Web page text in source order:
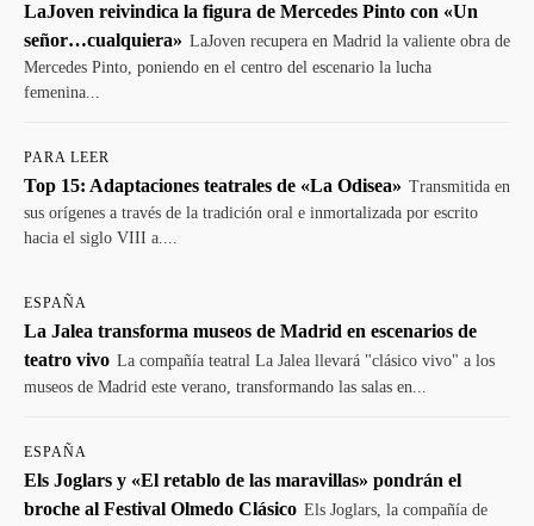
LaJoven reivindica la figura de Mercedes Pinto con «Un
señor…cualquiera» LaJoven recupera en Madrid la valiente obra de
Mercedes Pinto, poniendo en el centro del escenario la lucha
femenina...
PARA LEER
Top 15: Adaptaciones teatrales de «La Odisea» Transmitida en
sus orígenes a través de la tradición oral e inmortalizada por escrito
hacia el siglo VIII a....
ESPAÑA
La Jalea transforma museos de Madrid en escenarios de
teatro vivo La compañía teatral La Jalea llevará "clásico vivo" a los
museos de Madrid este verano, transformando las salas en...
ESPAÑA
Els Joglars y «El retablo de las maravillas» pondrán el
broche al Festival Olmedo Clásico Els Joglars, la compañía de